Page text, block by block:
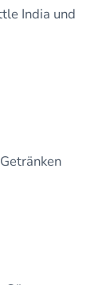
India und